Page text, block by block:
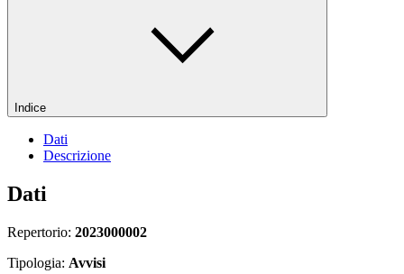
Indice
Dati
Descrizione
Dati
Repertorio: 2023000002
Tipologia: Avvisi